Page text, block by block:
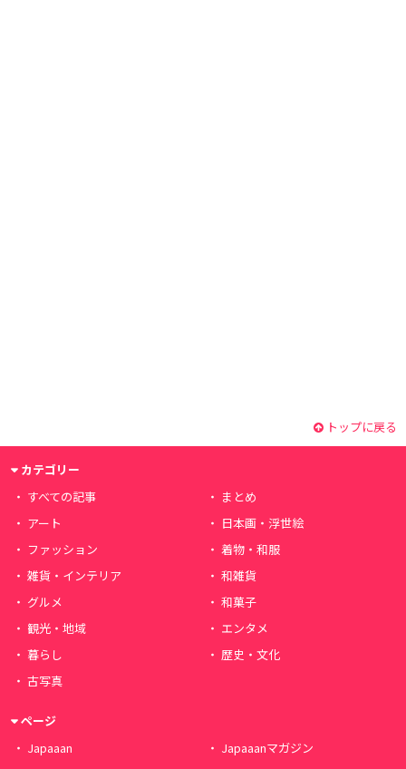
トップに戻る
カテゴリー
すべての記事
まとめ
アート
日本画・浮世絵
ファッション
着物・和服
雑貨・インテリア
和雑貨
グルメ
和菓子
観光・地域
エンタメ
暮らし
歴史・文化
古写真
ページ
Japaaan
Japaaanマガジン